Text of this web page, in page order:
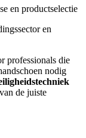
en productselectie
en
professionals die
nodig
de juiste